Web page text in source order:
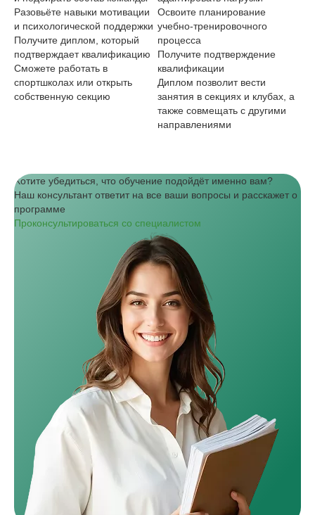
Разовьёте навыки мотивации
и психологической поддержки
Получите диплом, который
подтверждает квалификацию
Сможете работать в
спортшколах или открыть
собственную секцию
Освоите планирование
учебно‑тренировочного
процесса
Получите подтверждение
квалификации
Диплом позволит вести
занятия в секциях и клубах, а
также совмещать с другими
направлениями
Хотите убедиться, что обучение подойдёт именно вам?
Наш консультант ответит на все ваши вопросы и расскажет о
программе
Проконсультироваться со специалистом